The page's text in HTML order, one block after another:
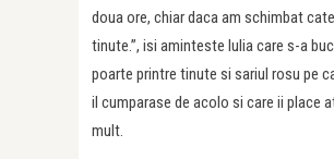
doua ore, chiar daca am schimbat
tinute.”, isi aminteste Iulia care s-a
poarte printre tinute si sariul rosu pe
il cumparase de acolo si care ii place
mult.